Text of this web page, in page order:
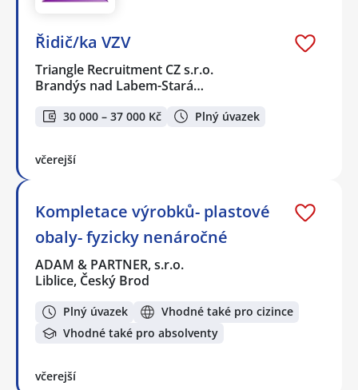
Řidič/ka VZV
Triangle Recruitment CZ s.r.o.
Brandýs nad Labem-Stará…
30 000 – 37 000 Kč Plný úvazek
včerejší
Kompletace výrobků- plastové
obaly- fyzicky nenáročné
ADAM & PARTNER, s.r.o.
Liblice, Český Brod
Plný úvazek
Vhodné také pro cizince
Vhodné také pro absolventy
včerejší